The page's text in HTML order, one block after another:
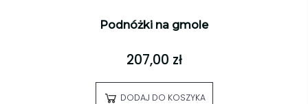
Podnóżki na gmole
207,00 zł
DODAJ DO KOSZYKA